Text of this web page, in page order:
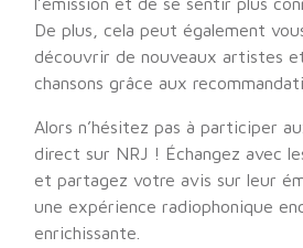
De plus, cela peut également
découvrir de nouveaux artistes
chansons grâce aux
Alors n’hésitez pas à participer
direct sur NRJ ! Échangez avec
et partagez votre avis sur leur
une expérience radiophonique
enrichissante.